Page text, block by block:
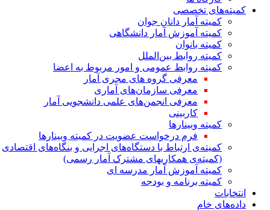
کمیته‌های تخصصی
کمیته آمار دانان جوان
کمیته آموزش آمار دانشگاهی
کمیته بانوان
کمیته روابط بین‌الملل
کمیته روابط عمومی و امور مربوط به اعضا
معرفی گروه های مجری آمار
معرفی سازمان‌های آماری
معرفی انجمن‌های علمی دانشجویی آمار
کاربینی
کمیته وبینارها
فرم درخواست عضویت در کمیته وبینارها
کمیته‌ی ارتباط با دستگاه‌های اجرایی و بنگاه‌های اقتصادی
(کمیته‌ی همکاریهای مشترک آمار رسمی)
کمیته آموزش آمار مدرسه ای
کمیته برنامه و بودجه
انتخابات
داده‌های خام